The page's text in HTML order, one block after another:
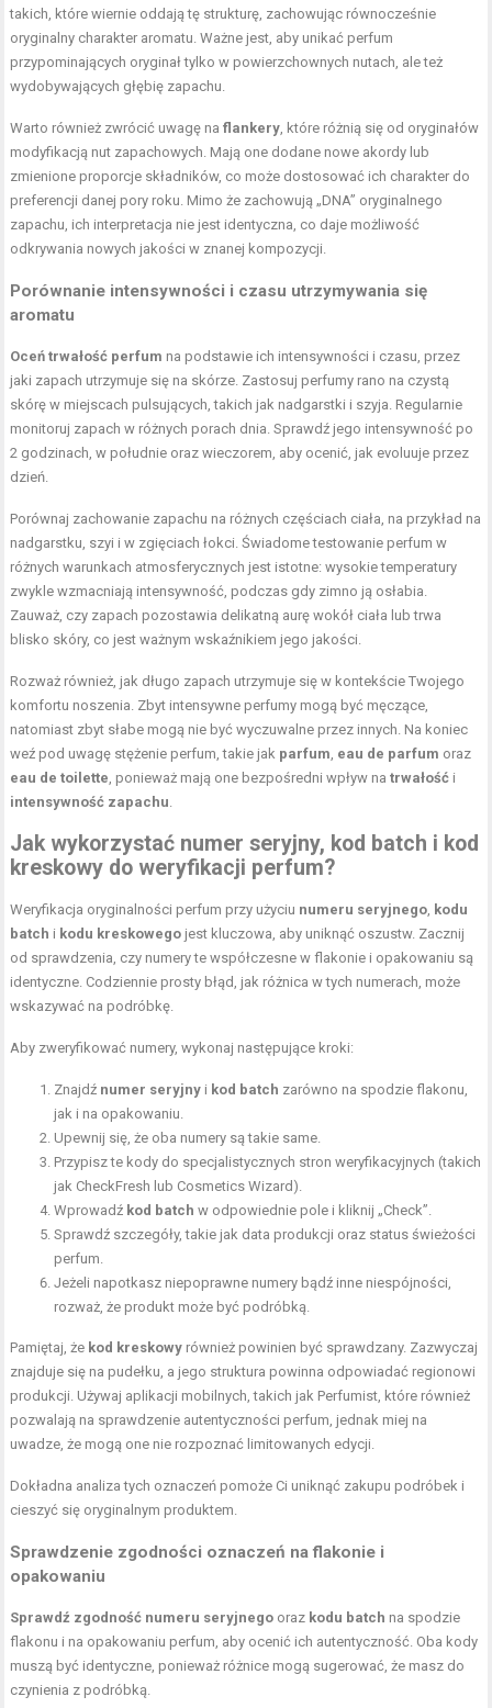
takich, które wiernie oddają tę strukturę, zachowując równocześnie
oryginalny charakter aromatu. Ważne jest, aby unikać perfum
przypominających oryginał tylko w powierzchownych nutach, ale też
wydobywających głębię zapachu.
Warto również zwrócić uwagę naflankery , które różnią się od oryginałów
modyfikacją nut zapachowych. Mają one dodane nowe akordy lub
zmienione proporcje składników, co może dostosować ich charakter do
preferencji danej pory roku. Mimo że zachowują „DNA” oryginalnego
zapachu, ich interpretacja nie jest identyczna, co daje możliwość
odkrywania nowych jakości w znanej kompozycji.
Porównanie intensywności i czasu utrzymywania się
aromatu
Oceń trwałość perfum na podstawie ich intensywności i czasu, przez
jaki zapach utrzymuje się na skórze. Zastosuj perfumy rano na czystą
skórę w miejscach pulsujących, takich jak nadgarstki i szyja. Regularnie
monitoruj zapach w różnych porach dnia. Sprawdź jego intensywność po
2 godzinach, w południe oraz wieczorem, aby ocenić, jak evoluuje przez
dzień.
Porównaj zachowanie zapachu na różnych częściach ciała, na przykład na
nadgarstku, szyi i w zgięciach łokci. Świadome testowanie perfum w
różnych warunkach atmosferycznych jest istotne: wysokie temperatury
zwykle wzmacniają intensywność, podczas gdy zimno ją osłabia.
Zauważ, czy zapach pozostawia delikatną aurę wokół ciała lub trwa
blisko skóry, co jest ważnym wskaźnikiem jego jakości.
Rozważ również, jak długo zapach utrzymuje się w kontekście Twojego
komfortu noszenia. Zbyt intensywne perfumy mogą być męczące,
natomiast zbyt słabe mogą nie być wyczuwalne przez innych. Na koniec
weź pod uwagę stężenie perfum, takie jak parfum eau de parfum oraz
eau de toilette , ponieważ mają one bezpośredni wpływ natrwałość i
intensywność zapachu
Jak wykorzystać numer seryjny, kod batch i kod
kreskowy do weryfikacji perfum?
Weryfikacja oryginalności perfum przy użyciu numeru seryjnego kodu
batch i kodu kreskowego jest kluczowa, aby uniknąć oszustw. Zacznij
od sprawdzenia, czy numery te współczesne w flakonie i opakowaniu są
identyczne. Codziennie prosty błąd, jak różnica w tych numerach, może
wskazywać na podróbkę.
Aby zweryfikować numery, wykonaj następujące kroki:
Znajdź numer seryjny i kod batch zarówno na spodzie flakonu,
jak i na opakowaniu.
Upewnij się, że oba numery są takie same.
Przypisz te kody do specjalistycznych stron weryfikacyjnych (takich
jak CheckFresh lub Cosmetics Wizard).
Wprowadź kod batch w odpowiednie pole i kliknij „Check”.
Sprawdź szczegóły, takie jak data produkcji oraz status świeżości
perfum.
Jeżeli napotkasz niepoprawne numery bądź inne niespójności,
rozważ, że produkt może być podróbką.
Pamiętaj, że kod kreskowy również powinien być sprawdzany. Zazwyczaj
znajduje się na pudełku, a jego struktura powinna odpowiadać regionowi
produkcji. Używaj aplikacji mobilnych, takich jak Perfumist, które również
pozwalają na sprawdzenie autentyczności perfum, jednak miej na
uwadze, że mogą one nie rozpoznać limitowanych edycji.
Dokładna analiza tych oznaczeń pomoże Ci uniknąć zakupu podróbek i
cieszyć się oryginalnym produktem.
Sprawdzenie zgodności oznaczeń na flakonie i
opakowaniu
Sprawdź zgodność numeru seryjnego oraz kodu batch na spodzie
flakonu i na opakowaniu perfum, aby ocenić ich autentyczność. Oba kody
muszą być identyczne, ponieważ różnice mogą sugerować, że masz do
czynienia z podróbką.